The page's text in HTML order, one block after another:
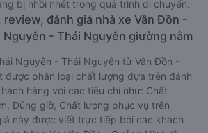
bị nhồi nhét trong quá trình di chuyển.
review, đánh giá nhà xe Vân Đồn -
Nguyên - Thái Nguyên giường nằm
Nguyên - Thái Nguyên từ Vân Đồn -
được phân loại chất lượng dựa trên đánh
hàng với các tiêu chí như: Chất
Đúng giờ, Chất lượng phục vụ trên
này được viết trực tiếp bởi các khách